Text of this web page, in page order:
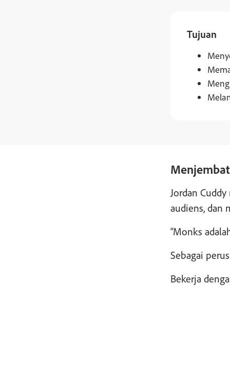
Tujuan
Jordan
audiens, dan
“Monks
Sebagai
Bekerja